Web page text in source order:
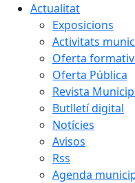
Actualitat
Exposicions
Activitats
Oferta
Oferta Pública
Revista
Butlletí digital
Notícies
Avisos
Rss
Agenda